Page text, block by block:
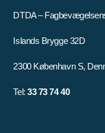
DTDA –
Islands Brygge 32D
2300 København S,
Tel:33 73 74 40